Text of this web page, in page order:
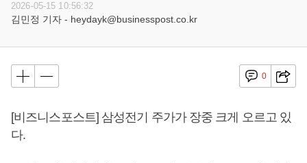
2026-05-15 10:56:32
김민정 기자 - heydayk@businesspost.co.kr
0
[비즈니스포스트] 삼성전기 주가가 장중 크게 오르고 있
다.